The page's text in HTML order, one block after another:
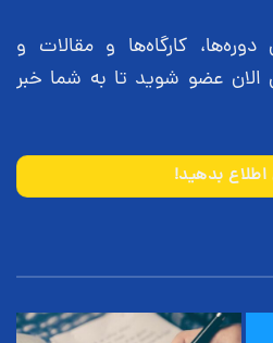
کارگاه‌ها و مقالات و
عضو شوید تا به شما خبر
بدهید!